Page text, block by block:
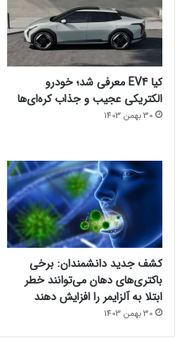
کیا EV4 معرفی شد؛ خودرو
الکتریکی عجیب و جذاب کره‌ای‌ها
30 بهمن 1403
کشف جدید دانشمندان: برخی
باکتری‌های دهان می‌توانند خطر
ابتلا به آلزایمر را افزایش دهند
30 بهمن 1403